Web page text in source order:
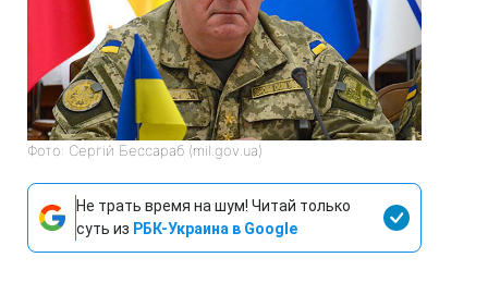
Фото: Сергій Бессараб (mil.gov.ua)
Не трать время на шум! Читай только
суть из РБК-Украина в Google